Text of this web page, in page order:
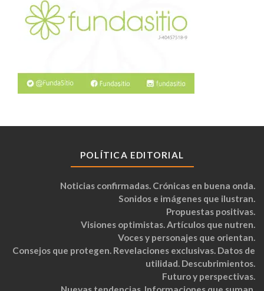
POLÍTICA EDITORIAL
Noticias confirmadas. Crónicas en buena onda.
Sonidos e imágenes que ilustran.
Propuestas positivas.
Visiones optimistas. Artículos que nutren.
Voces y personajes que orientan.
Consejos que protegen. Revelaciones exclusivas. Datos de
utilidad. Descubrimientos.
Futuro y perspectivas.